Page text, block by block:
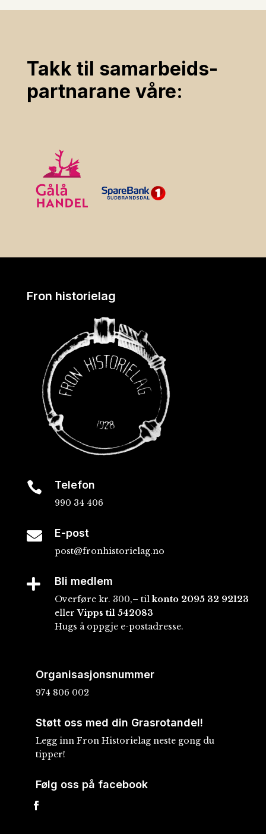
Takk til samarbeids­
partnarane våre:
Fron historielag
 Telefon
990 34 406
 E-post
post@fronhistorielag.no
 Bli medlem
Overføre kr. 300,– tilkonto 2095 32 92123
ellerVipps til 542083
Hugs å oppgje e-postadresse.
Organisasjonsnummer
974 806 002
Støtt oss med din Grasrotandel!
Legg inn Fron Historielag neste gong du
tipper!
Følg oss på facebook